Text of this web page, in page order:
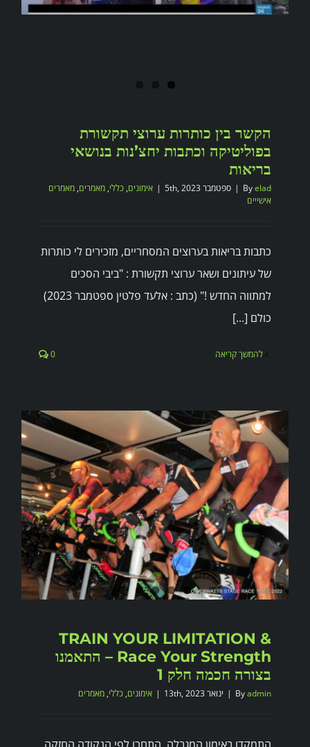
הקשר בין כותרות ערוצי תקשורת
בפוליטיקה וכתבות יחצ’נות בנושאי
בריאות
Byelad
| ספטמבר 5th, 2023 | אימונים, כללי, מאמרים, מאמרים
אישייים
כתבות בריאות בערוצים המסחריים, מזכירים לי כותרות
של עיתונים ושאר ערוצי תקשורת : "ביבי הסכים
למתווה החדש !" (כתב : אלעד פלטין ספטמבר 2023)
כולם [...]
להמשך קריאה 0
TRAIN YOUR LIMITATION &
Race Your Strength – התאמנו
בצורה חכמה חלק 1
Byadmin
| ינואר 13th, 2023 | אימונים, כללי, מאמרים